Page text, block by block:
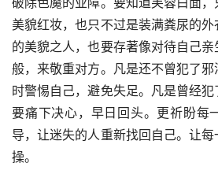
美貌红妆，也只不过是装满粪尿的
的美貌之人，也要存著像对待自己
般，来敬重对方。凡是还不曾犯了
时警惕自己，避免失足。凡是曾经
要痛下决心，早日回头。更祈盼每
导，让迷失的人重新找回自己。让
操。